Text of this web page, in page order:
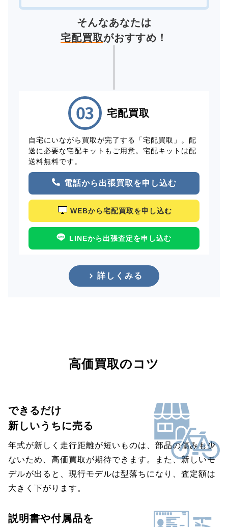
そんなあなたは
宅配買取がおすすめ！
宅配買取
自宅にいながら買取が完了する「宅配買取」。配
送に必要な宅配キットもご用意。宅配キットは配
送料無料です。
電話から出張買取を申し込む
WEBから宅配買取を申し込む
LINEから出張査定を申し込む
詳しくみる
高価買取のコツ
できるだけ
新しいうちに売る
年式が新しく走行距離が短いものは、部品の傷みも少
ないため、高価買取が期待できます。また、新しいモ
デルが出ると、現行モデルは型落ちになり、査定額は
大きく下がります。
説明書や付属品を